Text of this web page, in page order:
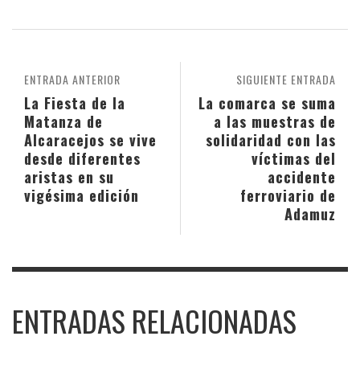
SIGUIENTE ENTRADA
La comarca se suma
a las muestras de
solidaridad con las
víctimas del
accidente
ferroviario de
Adamuz
ENTRADA ANTERIOR
La Fiesta de la
Matanza de
Alcaracejos se vive
desde diferentes
aristas en su
vigésima edición
ENTRADAS RELACIONADAS